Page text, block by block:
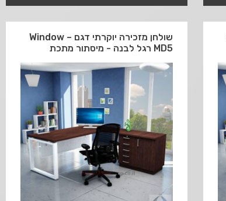
שולחן מזכירה יוקרתי דגם Window –
MD5 רגל לבנה - מיסתור מתכת